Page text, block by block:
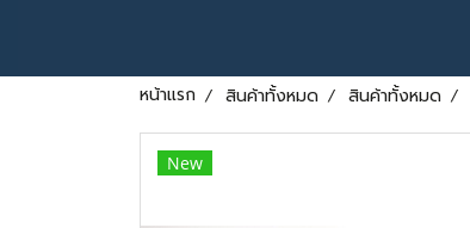
หน้าแรก สินค้าทั้งหมด สินค้าทั้งหมด
New